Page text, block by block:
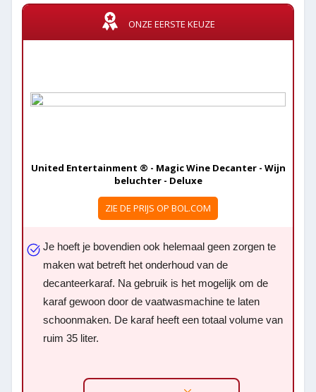
ONZE EERSTE KEUZE
United Entertainment ® - Magic Wine Decanter - Wijn
beluchter - Deluxe
ZIE DE PRIJS OP BOL.COM
Je hoeft je bovendien ook helemaal geen zorgen te
maken wat betreft het onderhoud van de
decanteerkaraf. Na gebruik is het mogelijk om de
karaf gewoon door de vaatwasmachine te laten
schoonmaken. De karaf heeft een totaal volume van
ruim 35 liter.